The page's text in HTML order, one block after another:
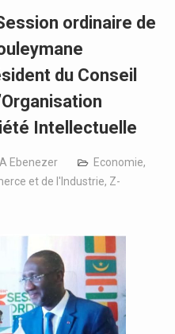
ordinaire de
du Conseil
Intellectuelle
Ebenezer Economie,
et de l'Industrie, Z-